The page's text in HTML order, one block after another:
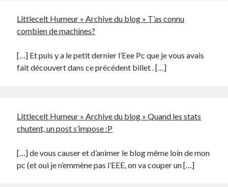
Littlecelt Humeur » Archive du blog » T’as connu
combien de machines?
[…] Et puis y a le petit dernier l’Eee Pc que je vous avais
fait découvert dans ce précédent billet . […]
Littlecelt Humeur » Archive du blog » Quand les stats
chutent, un post s’impose :P
[…] de vous causer et d’animer le blog même loin de mon
pc (et oui je n’emmène pas l’EEE, on va couper un […]